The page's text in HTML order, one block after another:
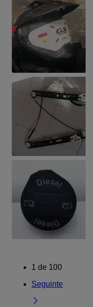
1 de 100
Seguinte